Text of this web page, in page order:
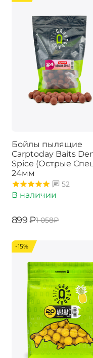
Бойлы пылящие
Carptoday Baits
Spice (Острые
24мм
52
В наличии
‍899‍ ₽‍1 058‍₽
-15%